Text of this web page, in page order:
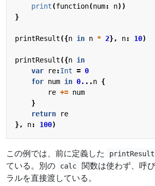
print(function(num: n))
}
printResult({n in n * 2}, n: 10)
printResult({n in
var
re:Int = 0
for num in 0. ..n {
re += num
}
return
re
},
n: 100)
この例では、前に定義した printResult
ている。別の
calc
関数は使わず、呼
ラルを直接渡している。